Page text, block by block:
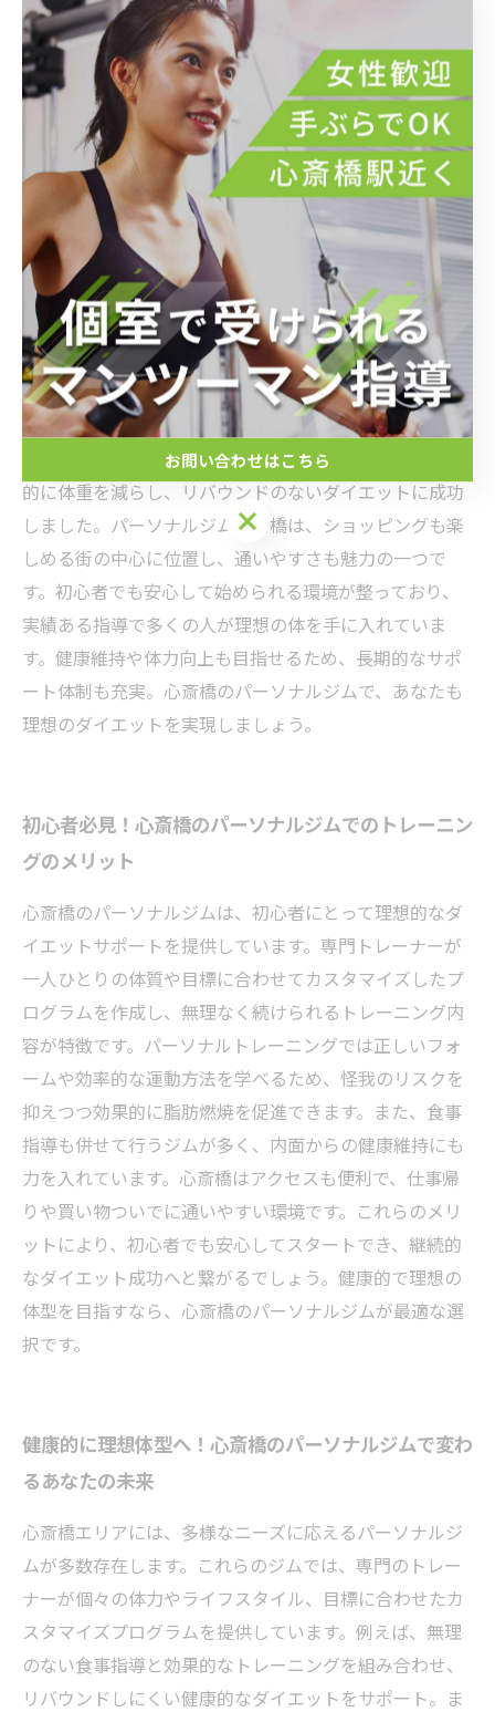
ます。心斎橋という利便性の高い立地も通いやすさのポ
イント。健康意識が高まる今、自分に合ったパーソナル
ジムで、効果的にダイエットを成功させましょう。
ダイエット成功ストーリー：パーソナルジム心斎橋で
夢を叶えた実例
心斎橋のパーソナルジムでは、個々の目標に合わせたカ
スタマイズプログラムが人気です。専門のトレーナーが
一人ひとりの体質や生活習慣を分析し、最適なトレーニ
ングと栄養指導を提供。これにより、無理なく効率的に
理想の体型へと導きます。例えば、ある利用者は週3回の
トレーニングと食事管理を継続した結果、数ヶ月で健康
的に体重を減らし、リバウンドのないダイエットに成功
しました。パーソナルジム心斎橋は、ショッピングも楽
しめる街の中心に位置し、通いやすさも魅力の一つで
す。初心者でも安心して始められる環境が整っており、
実績ある指導で多くの人が理想の体を手に入れていま
す。健康維持や体力向上も目指せるため、長期的なサポ
ート体制も充実。心斎橋のパーソナルジムで、あなたも
理想のダイエットを実現しましょう。
初心者必見！心斎橋のパーソナルジムでのトレーニン
グのメリット
心斎橋のパーソナルジムは、初心者にとって理想的なダ
イエットサポートを提供しています。専門トレーナーが
一人ひとりの体質や目標に合わせてカスタマイズしたプ
ログラムを作成し、無理なく続けられるトレーニング内
容が特徴です。パーソナルトレーニングでは正しいフォ
ームや効率的な運動方法を学べるため、怪我のリスクを
抑えつつ効果的に脂肪燃焼を促進できます。また、食事
指導も併せて行うジムが多く、内面からの健康維持にも
力を入れています。心斎橋はアクセスも便利で、仕事帰
りや買い物ついでに通いやすい環境です。これらのメリ
ットにより、初心者でも安心してスタートでき、継続的
なダイエット成功へと繋がるでしょう。健康的で理想の
体型を目指すなら、心斎橋のパーソナルジムが最適な選
択です。
健康的に理想体型へ！心斎橋のパーソナルジムで変わ
るあなたの未来
心斎橋エリアには、多様なニーズに応えるパーソナルジ
ムが多数存在します。これらのジムでは、専門のトレー
ナーが個々の体力やライフスタイル、目標に合わせたカ
スタマイズプログラムを提供しています。例えば、無理
のない食事指導と効果的なトレーニングを組み合わせ、
リバウンドしにくい健康的なダイエットをサポート。ま
お問い合わせはこちら